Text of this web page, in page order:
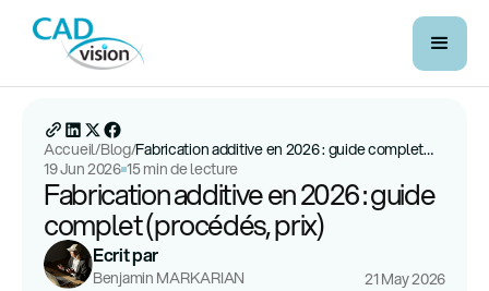
Accueil/Blog/Fabrication additive en 2026 : guide complet
(procédés, prix)
19 Jun 2026 15 min de lecture
Fabrication additive en 2026 : guide
complet (procédés, prix)
Ecrit par
Benjamin MARKARIAN 21 May 2026